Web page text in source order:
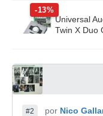
-13%
Universal
Twin X Duo
#2 por Nico